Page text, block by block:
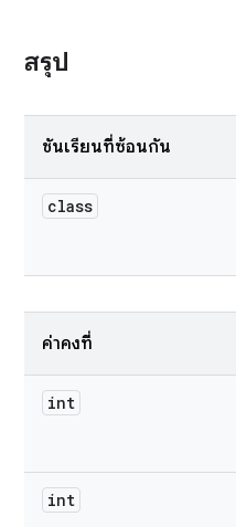
สรุป
ชั้นเรียนที่ซ้อนกัน
class
ค่าคงที่
int
int